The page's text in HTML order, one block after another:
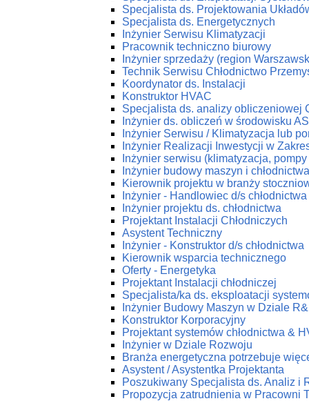
Specjalista ds. Projektowania
Specjalista ds. Energetycznych
Inżynier Serwisu Klimatyzacji
Pracownik techniczno biurowy
Inżynier sprzedaży (region
Technik Serwisu Chłodnictwo
Koordynator ds. Instalacji
Konstruktor HVAC
Specjalista ds. analizy obliczeniowej
Inżynier ds. obliczeń w środowisku
Inżynier Serwisu / Klimatyzacja lub
Inżynier Realizacji Inwestycji w
Inżynier serwisu (klimatyzacja, pompy
Inżynier budowy maszyn i chłodnictwa
Kierownik projektu w branży
Inżynier - Handlowiec d/s chłodnictwa
Inżynier projektu ds. chłodnictwa
Projektant Instalacji Chłodniczych
Asystent Techniczny
Inżynier - Konstruktor d/s chłodnictwa
Kierownik wsparcia technicznego
Oferty - Energetyka
Projektant Instalacji chłodniczej
Specjalista/ka ds. eksploatacji
Inżynier Budowy Maszyn w Dziale
Konstruktor Korporacyjny
Projektant systemów chłodnictwa &
Inżynier w Dziale Rozwoju
Branża energetyczna potrzebuje
Asystent / Asystentka Projektanta
Poszukiwany Specjalista ds. Analiz i
Propozycja zatrudnienia w Pracowni